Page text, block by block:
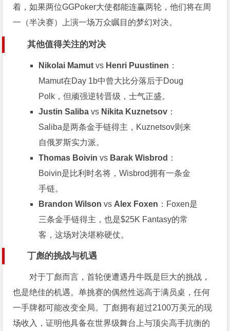
着，如果两位GGPoker大使都能连赢两轮，他们将在周
一（半决赛）上演一场万众瞩目的梦幻对决。
其他值得关注的对决
Nikolai Mamut vs Henri Puustinen ：
Mamut在Day 1b中曾大比分落后于Doug
Polk，但顽强逆转晋级，士气正盛。
Justin Saliba vs Nikita Kuznetsov ：
Saliba是两条金手链得主，Kuznetsov则来
自俄罗斯实力派。
Thomas Boivin vs Barak Wisbrod ：
Boivin是比利时名将，Wisbrod拥有一条金
手链。
Brandon Wilson vs Alex Foxen ：Foxen是
三条金手链得主，也是$25K Fantasy的常
客，这场对决堪称硬仗。
丁彪的挑战与机遇
对于丁彪而言，首轮便遭遇丹牛既是巨大的挑战，
也是绝佳的机遇。单挑赛的偶然性远高于满员桌，任何
一手牌都可能改变全局。丁彪拥有超过2100万美元的现
场收入，证明他具备在世界级舞台上与顶尖高手抗衡的